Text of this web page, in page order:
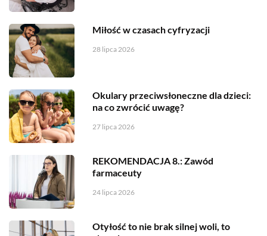
Miłość w czasach cyfryzacji
28 lipca 2026
Okulary przeciwsłoneczne dla dzieci:
na co zwrócić uwagę?
27 lipca 2026
REKOMENDACJA 8.: Zawód
farmaceuty
24 lipca 2026
Otyłość to nie brak silnej woli, to